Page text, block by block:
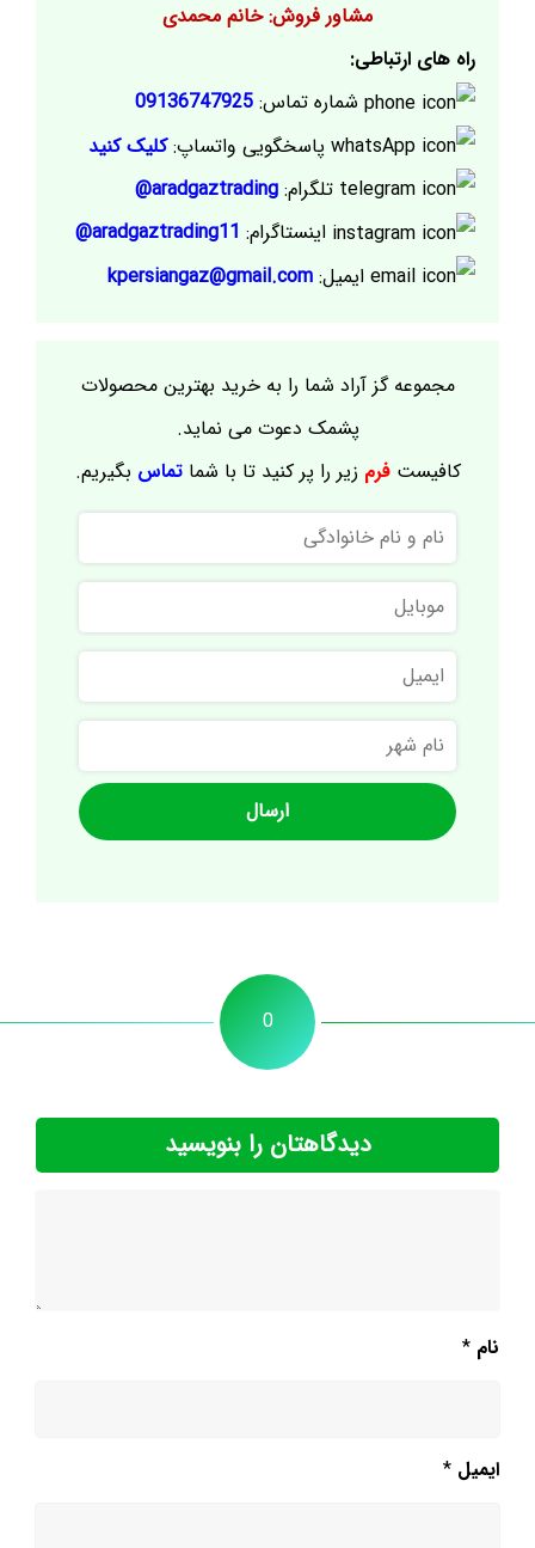
مشاور فروش: خانم محمدی
راه های ارتباطی:
شماره تماس: 09136747925
پاسخگویی واتساپ:کلیک کنید
تلگرام: aradgaztrading@
اینستاگرام: aradgaztrading11@
ایمیل: kpersiangaz@gmail.com
مجموعه گز آراد شما را به خرید بهترین محصولات
پشمک دعوت می نماید.
کافیستفرم زیر را پر کنید تا با شماتماس بگیریم.
نام
و
نام
خانوادگی
موبایل
ایمیل
نام
شهر
0
دیدگاهتان را بنویسید
نام *
ایمیل *